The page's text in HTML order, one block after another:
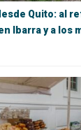
Quito: al
Ibarra y a los